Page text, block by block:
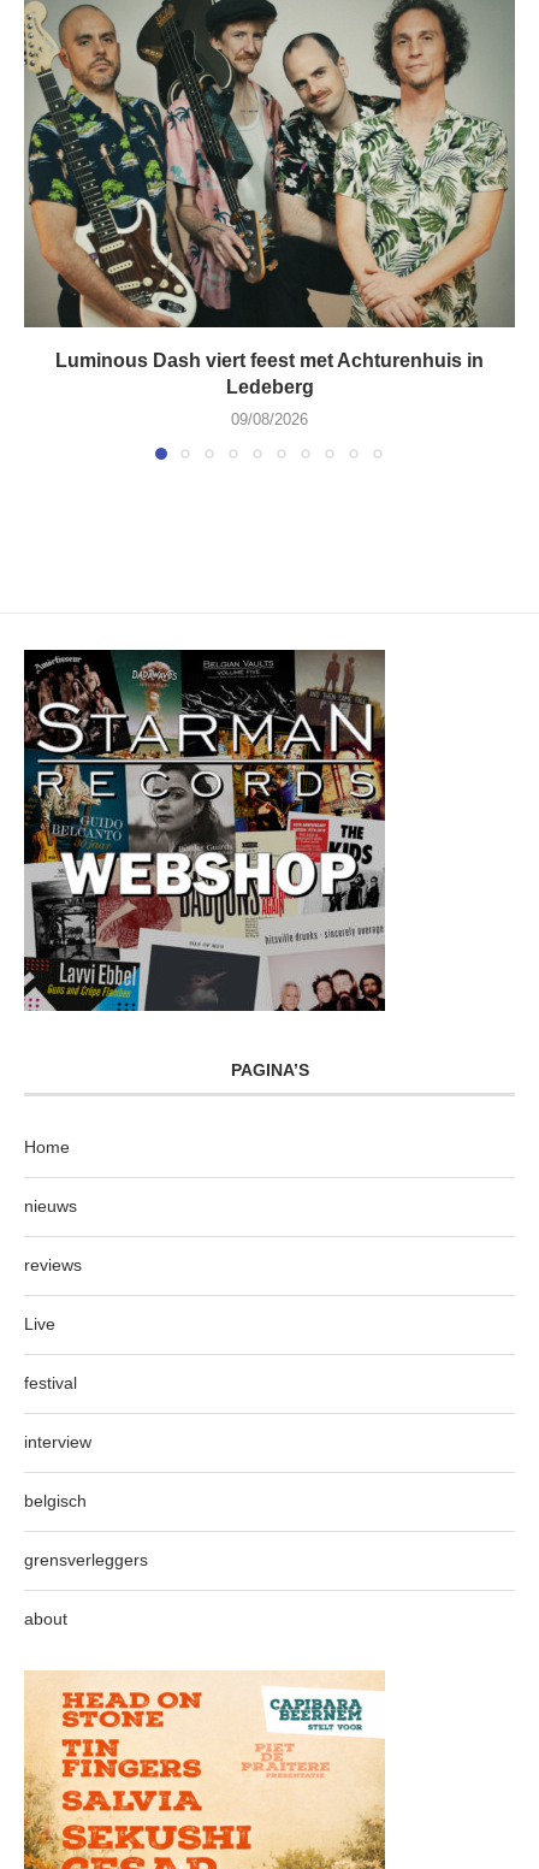
Luminous Dash viert feest met Achturenhuis in
Ledeberg
09/08/2026
PAGINA’S
Home
nieuws
reviews
Live
festival
interview
belgisch
grensverleggers
about